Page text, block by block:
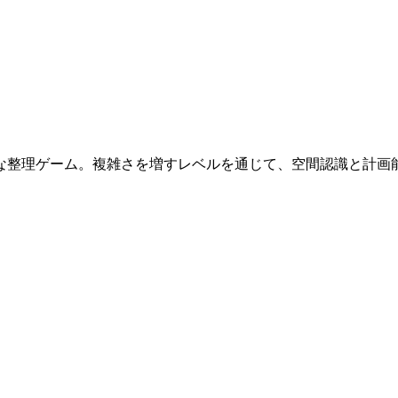
理ゲーム。複雑さを増すレベルを通じて、空間認識と計画